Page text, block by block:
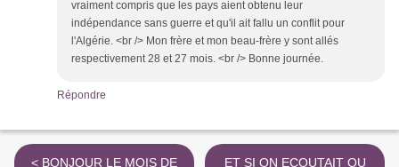
vraiment compris que les pays aient obtenu leur
indépendance sans guerre et qu'il ait fallu un conflit pour
l'Algérie. <br /> Mon frère et mon beau-frère y sont allés
respectivement 28 et 27 mois. <br /> Bonne journée.
Répondre
< BONJOUR LE MOIS DE
ET SI ON ECOUTAIT OU